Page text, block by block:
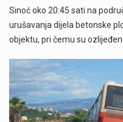
Sinoć oko 20:45 sati na
urušavanja dijela betonske
objektu, pri čemu su